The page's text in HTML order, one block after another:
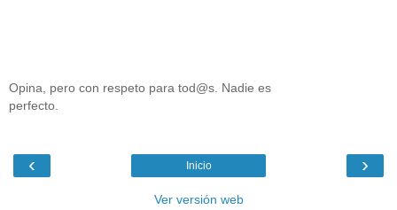
Opina, pero con respeto para tod@s. Nadie es
perfecto.
‹ ›
Inicio
Ver versión web